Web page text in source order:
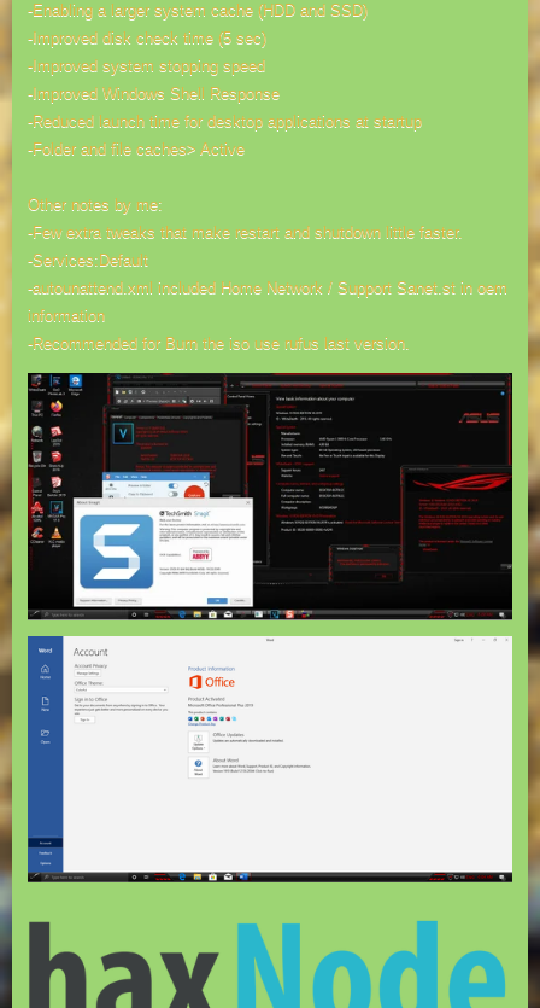
-Enabling a larger system cache (HDD and SSD)
-Improved disk check time (5 sec)
-Improved system stopping speed
-Improved Windows Shell Response
-Reduced launch time for desktop applications at startup
-Folder and file caches> Active
Other notes by me:
-Few extra tweaks that make restart and shutdown little faster.
-Services:Default
-autounattend.xml included Home Network / Support Sanet.st in oem
information
-Recommended for Burn the iso use rufus last version.